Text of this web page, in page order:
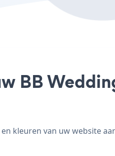
BB
kleuren van uw website